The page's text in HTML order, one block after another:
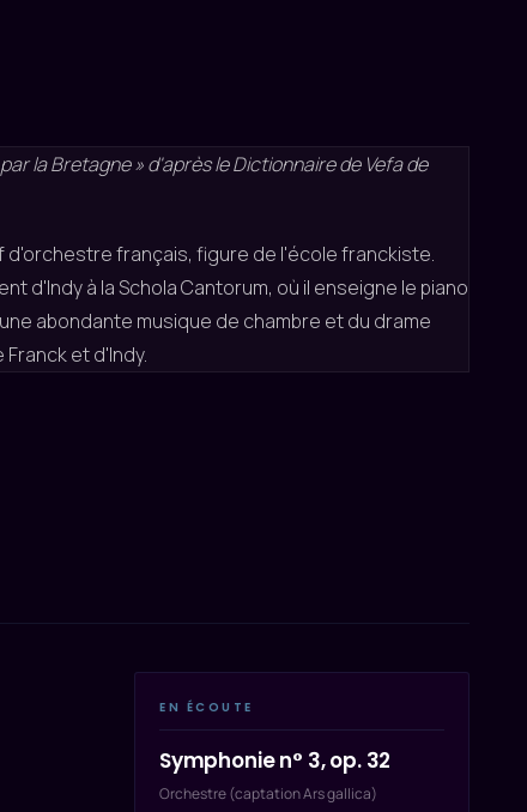
la Bretagne » d'après le Dictionnaire de Vefa de
d'orchestre français, figure de l'école franckiste.
d'Indy à la Schola Cantorum, où il enseigne le piano
abondante musique de chambre et du drame
et d'Indy.
EN ÉCOUTE
Symphonie n° 3, op. 32
Orchestre (captation Ars gallica)